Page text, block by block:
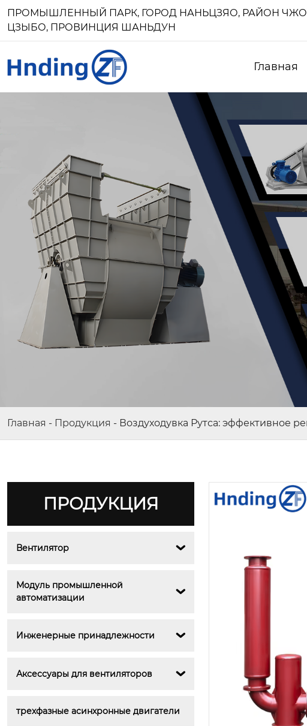
ПРОМЫШЛЕННЫЙ ПАРК, ГОРОД НАНЬЦЗЯО, РАЙОН
ЦЗЫБО, ПРОВИНЦИЯ ШАНЬДУН
Главная
Главная - Продукция - Воздуходувка Рутса:
ПРОДУКЦИЯ
Вентилятор 
Модуль промышленной
автоматизации

Инженерные принадлежности 
Аксессуары для вентиляторов 
трехфазные асинхронные двигатели